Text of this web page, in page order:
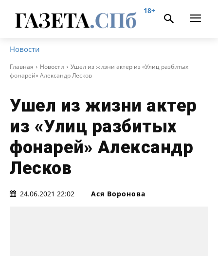
18+
Новости
Главная Новости
Ушел из жизни актер из «Улиц разбитых
фонарей» Александр Лесков
Ушел из жизни актер
из «Улиц разбитых
фонарей» Александр
Лесков
24.06.2021 22:02 Ася Воронова